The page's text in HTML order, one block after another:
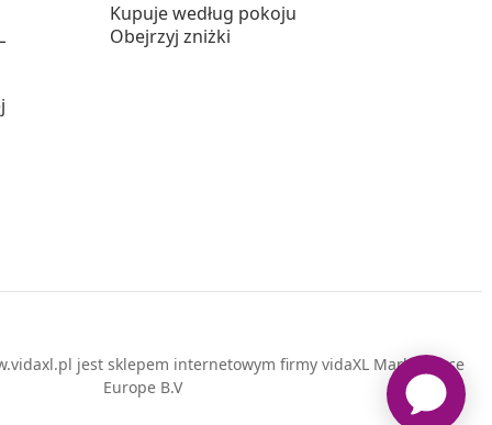
Kupuje według pokoju
Obejrzyj zniżki
jest sklepem internetowym firmy vidaXL Marketplace
Europe B.V